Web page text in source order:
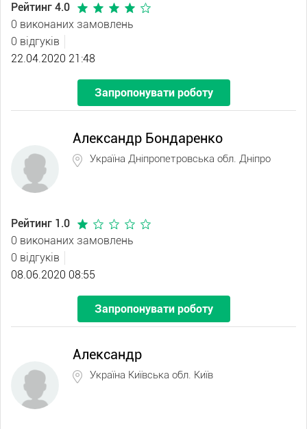
Рейтинг 4.0
0 виконаних замовлень
0 відгуків
22.04.2020 21:48
Запропонувати роботу
Александр Бондаренко
Україна Дніпропетровська обл. Дніпро
Рейтинг 1.0
0 виконаних замовлень
0 відгуків
08.06.2020 08:55
Запропонувати роботу
Александр
Україна Київська обл. Київ